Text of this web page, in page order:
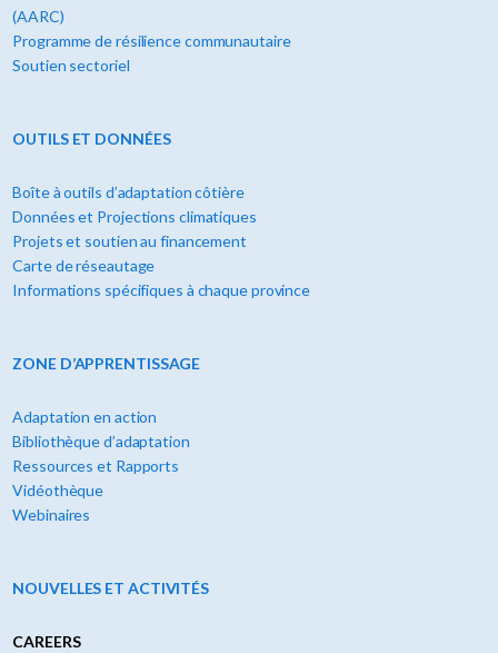
(AARC)
Programme de résilience communautaire
Soutien sectoriel
OUTILS ET DONNÉES
Boîte à outils d’adaptation côtière
Données et Projections climatiques
Projets et soutien au financement
Carte de réseautage
Informations spécifiques à chaque province
ZONE D’APPRENTISSAGE
Adaptation en action
Bibliothèque d’adaptation
Ressources et Rapports
Vidéothèque
Webinaires
NOUVELLES ET ACTIVITÉS
CAREERS